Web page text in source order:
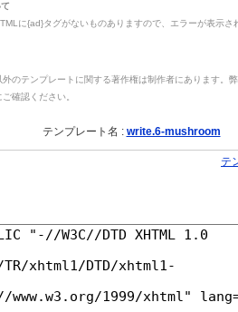
に{ad}タグがないものありますので、エラーが表示
のテンプレートに関する著作権は制作者にあります。
確認ください。
テンプレート名 : write.6-mushroom
テ